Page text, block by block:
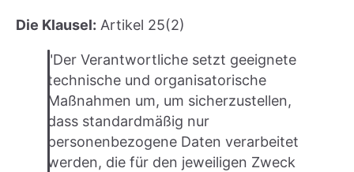
Die Klausel: Artikel 25(2)
"Der Verantwortliche setzt geeignete
technische und organisatorische
Maßnahmen um, um sicherzustellen,
dass standardmäßig nur
personenbezogene Daten verarbeitet
werden, die für den jeweiligen Zweck